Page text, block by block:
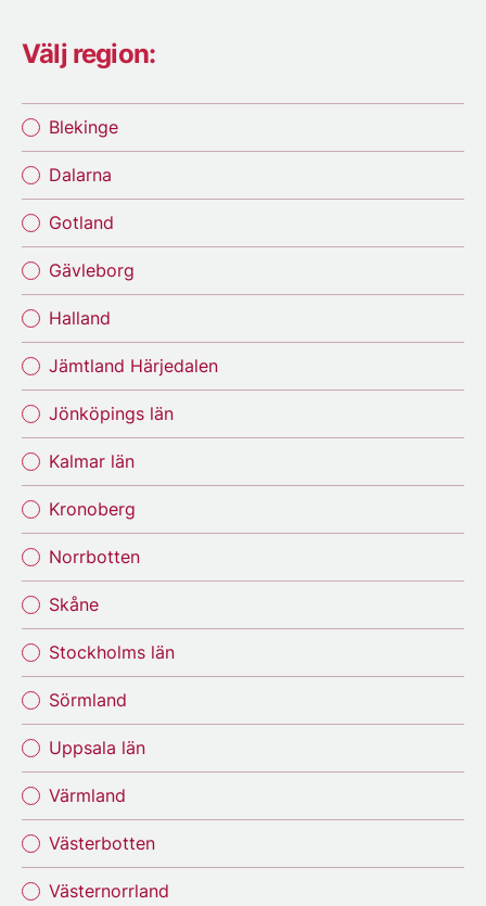
Välj region:
Blekinge
Dalarna
Gotland
Gävleborg
Halland
Jämtland Härjedalen
Jönköpings län
Kalmar län
Kronoberg
Norrbotten
Skåne
Stockholms län
Sörmland
Uppsala län
Värmland
Västerbotten
Västernorrland